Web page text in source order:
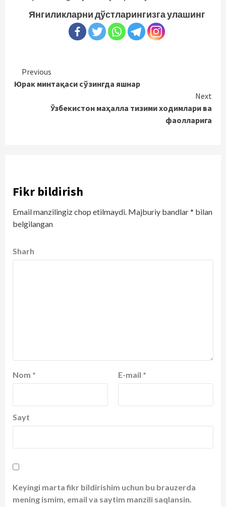
Янгиликларни дўстларингизга улашинг
Continue
Reading
Previous
Юрак минтақаси сўзингда яшнар
Next
Ўзбекистон маҳалла тизими ходимлари ва
фаолларига
Fikr bildirish
Email manzilingiz chop etilmaydi. Majburiy bandlar* bilan
belgilangan
Sharh
Nom * E-mail *
Sayt
Keyingi marta fikr bildirishim uchun bu brauzerda
mening ismim, email va saytim manzili saqlansin.